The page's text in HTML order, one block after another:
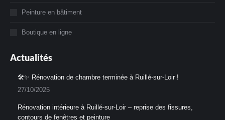
nouvellenouvelle
Peinture en bâtiment
Boutique en ligne
Actualités
🛠️✨ Rénovation de chambre terminée à Ruillé-sur-Loir !
27/10/2025
Rénovation intérieure à Ruillé-sur-Loir – reprise des fissures,
contours de fenêtres et peinture